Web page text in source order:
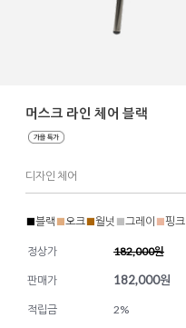
머스크 라인 체어 블랙
디자인 체어
■블랙 ■오크■월넛 ■그레이 ■핑크
정상가 182,000원
판매가 182,000원
적립금 2%